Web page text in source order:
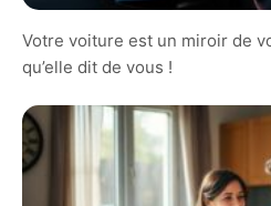
Votre voiture est un miroir de
qu’elle dit de vous !